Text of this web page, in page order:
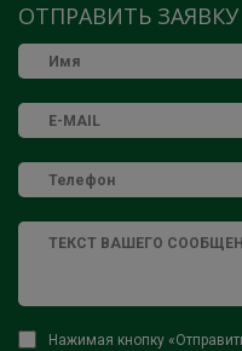
ОТПРАВИТЬ
Нажимая кнопку